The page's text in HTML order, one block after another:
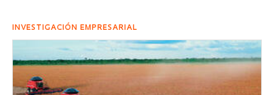
INVESTIGACIÓN EMPRESARIAL